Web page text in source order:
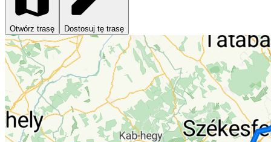
Otwórz trasę Dostosuj tę trasę